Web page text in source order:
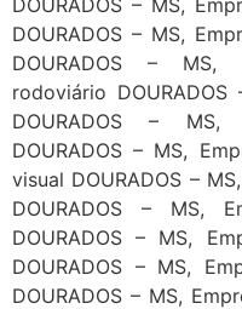
DOURADOS – MS,
DOURADOS – MS,
rodoviário
DOURADOS – MS,
DOURADOS – MS,
visual DOURADOS –
DOURADOS – MS,
DOURADOS – MS,
DOURADOS – MS,
DOURADOS – MS,